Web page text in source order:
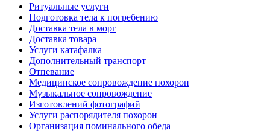
Ритуальные услуги
Подготовка тела к погребению
Доставка тела в морг
Доставка товара
Услуги катафалка
Дополнительный транспорт
Отпевание
Медицинское сопровождение похорон
Музыкальное сопровождение
Изготовлений фотографий
Услуги распорядителя похорон
Организация поминального обеда